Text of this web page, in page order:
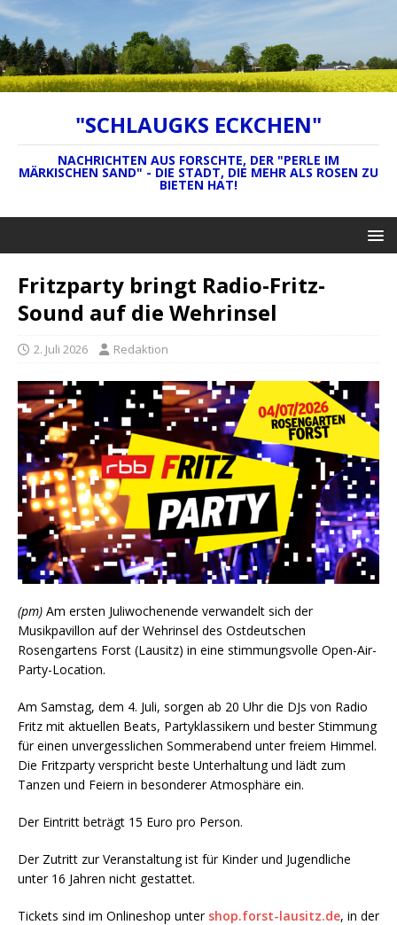
"SCHLAUGKS ECKCHEN"
NACHRICHTEN AUS FORSCHTE, DER "PERLE IM
MÄRKISCHEN SAND" - DIE STADT, DIE MEHR ALS ROSEN ZU
BIETEN HAT!
Fritzparty bringt Radio-Fritz-
Sound auf die Wehrinsel
2. Juli 2026 Redaktion
(pm) Am ersten Juliwochenende verwandelt sich der
Musikpavillon auf der Wehrinsel des Ostdeutschen
Rosengartens Forst (Lausitz) in eine stimmungsvolle Open-Air-
Party-Location.
Am Samstag, dem 4. Juli, sorgen ab 20 Uhr die DJs von Radio
Fritz mit aktuellen Beats, Partyklassikern und bester Stimmung
für einen unvergesslichen Sommerabend unter freiem Himmel.
Die Fritzparty verspricht beste Unterhaltung und lädt zum
Tanzen und Feiern in besonderer Atmosphäre ein.
Der Eintritt beträgt 15 Euro pro Person.
Der Zutritt zur Veranstaltung ist für Kinder und Jugendliche
unter 16 Jahren nicht gestattet.
Tickets sind im Onlineshop unter shop.forst-lausitz.de, in der